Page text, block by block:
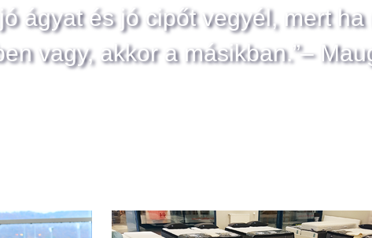
ágyat és jó cipőt vegyél, mert
vagy, akkor a másikban.”–